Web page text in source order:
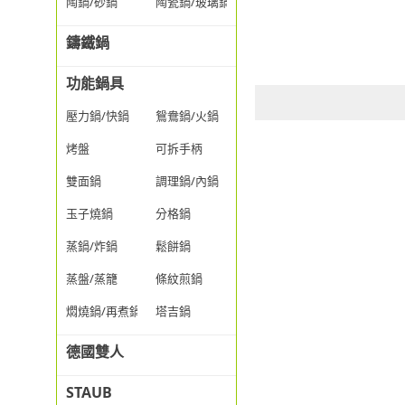
鑄鐵鍋
功能鍋具
壓力鍋/快鍋
鴛鴦鍋/火鍋
烤盤
可拆手柄
雙面鍋
調理鍋/內鍋
玉子燒鍋
分格鍋
蒸鍋/炸鍋
鬆餅鍋
蒸盤/蒸籠
條紋煎鍋
燜燒鍋/再煮鍋
塔吉鍋
德國雙人
STAUB